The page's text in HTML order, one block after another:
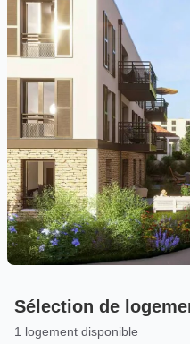
Sélection de
1 logement disponible